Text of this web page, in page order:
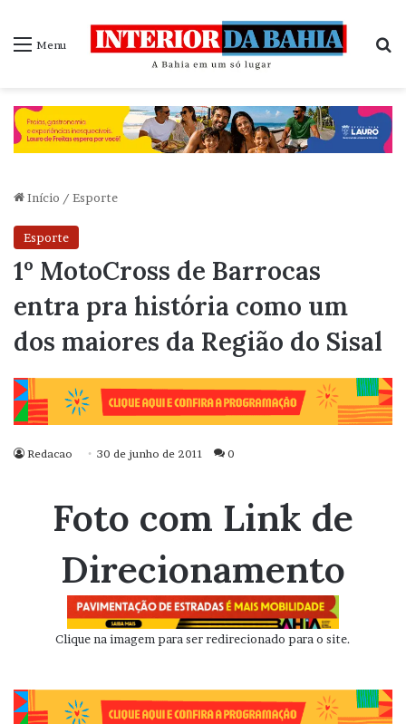
Menu
Início / Esporte
Esporte
1º MotoCross de Barrocas
entra pra história como um
dos maiores da Região do Sisal
Redacao 30 de junho de 2011 0
Foto com Link de
Direcionamento
Clique na imagem para ser redirecionado para o site.